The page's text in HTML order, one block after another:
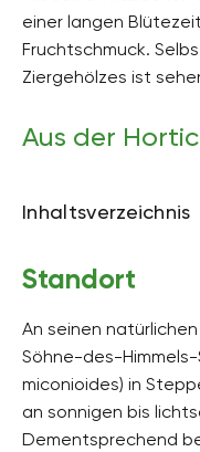
Halbschatten,
Blütezeit
Wuchsform
bis zu 400 cm
Bodenart
sandig, lehmig
mäßig trocken,
pH-Wert
schwach
einer langen
Fruchtschmuck.
Ziergehölzes ist
Aus der
Inhaltsverzeichnis
Standort
An seinen
Söhne-des-
miconioides) in
an sonnigen bis
Dementsprechend